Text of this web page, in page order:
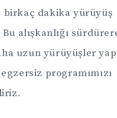
birkaç dakika yürüyüş
alışkanlığı
uzun yürüyüşler
programımızı